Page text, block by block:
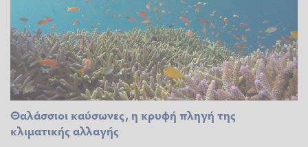
Θαλάσσιοι καύσωνες, η κρυφή πληγή της
κλιματικής αλλαγής